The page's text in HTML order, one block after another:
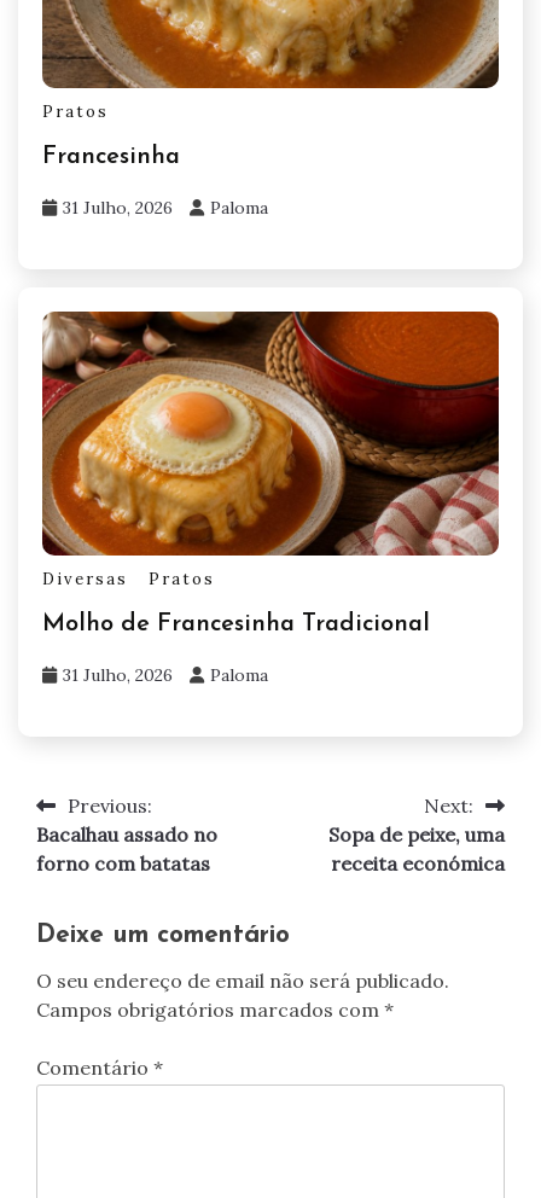
Pratos
Francesinha
31 Julho, 2026 Paloma
Diversas Pratos
Molho de Francesinha Tradicional
31 Julho, 2026 Paloma
Navegação
de
Previous:
Bacalhau assado no
forno com batatas
Next:
Sopa de peixe, uma
receita económica
Deixe um comentário
O seu endereço de email não será publicado.
Campos obrigatórios marcados com *
Comentário *